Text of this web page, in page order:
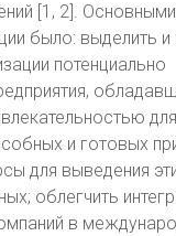
[1, 2].
было: выделить
потенциально
и готовых
для выведения
облегчить
в